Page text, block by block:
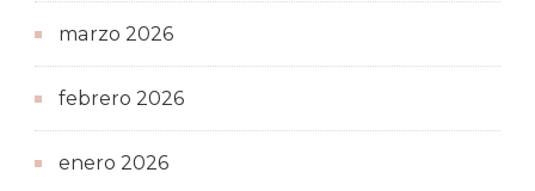
marzo 2026
febrero 2026
enero 2026